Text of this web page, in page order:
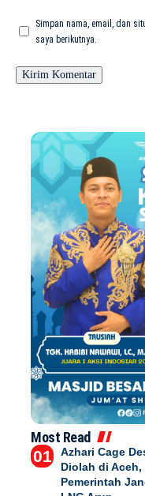
Simpan nama, email, dan
saya berikutnya.
Most Read
Azhari Cage
Diolah di
Pemerintah